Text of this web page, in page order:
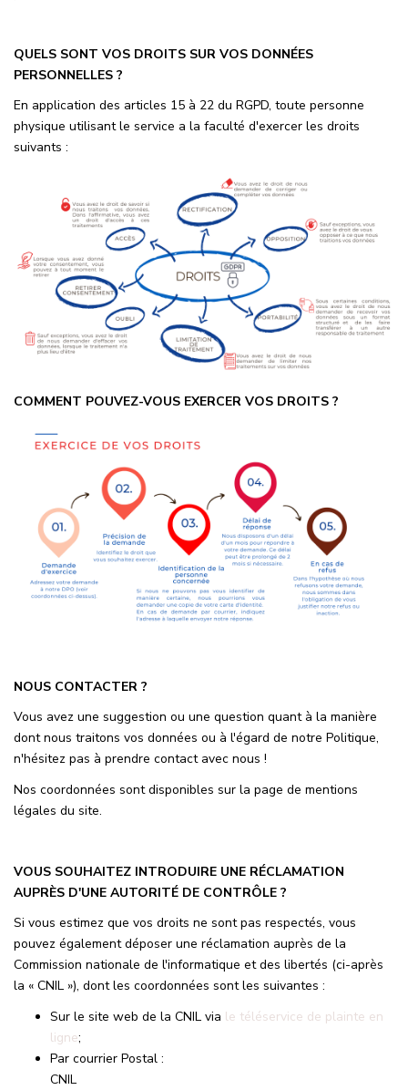
QUELS SONT VOS DROITS SUR VOS DONNÉES
PERSONNELLES ?
En application des articles 15 à 22 du RGPD, toute personne
physique utilisant le service a la faculté d'exercer les droits
suivants :
COMMENT POUVEZ-VOUS EXERCER VOS DROITS ?
NOUS CONTACTER ?
Vous avez une suggestion ou une question quant à la manière
dont nous traitons vos données ou à l'égard de notre Politique,
n'hésitez pas à prendre contact avec nous !
Nos coordonnées sont disponibles sur la page de mentions
légales du site.
VOUS SOUHAITEZ INTRODUIRE UNE RÉCLAMATION
AUPRÈS D'UNE AUTORITÉ DE CONTRÔLE ?
Si vous estimez que vos droits ne sont pas respectés, vous
pouvez également déposer une réclamation auprès de la
Commission nationale de l'informatique et des libertés (ci-après
la « CNIL »), dont les coordonnées sont les suivantes :
Sur le site web de la CNIL via le téléservice de plainte en
ligne;
Par courrier Postal :
CNIL